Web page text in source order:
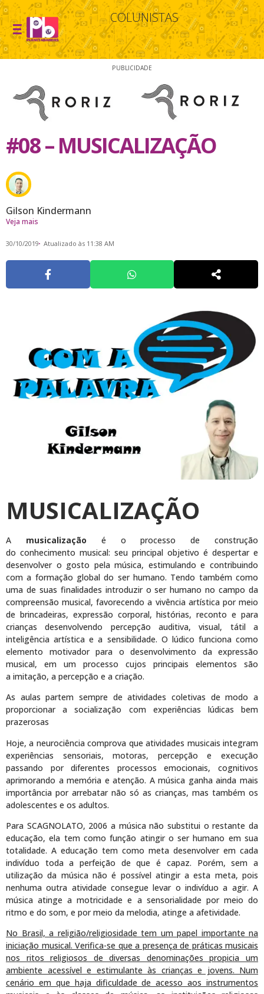
COLUNISTAS
PUBLICIDADE
#08 – MUSICALIZAÇÃO
Gilson Kindermann
Veja mais
30/10/2019 Atualizado às 11:38 AM
MUSICALIZAÇÃO
A musicalização é o processo de construção
do conhecimento musical: seu principal objetivo é despertar e
desenvolver o gosto pela música, estimulando e contribuindo
com a formação global do ser humano. Tendo também como
uma de suas finalidades introduzir o ser humano no campo da
compreensão musical, favorecendo a vivência artística por meio
de brincadeiras, expressão corporal, histórias, reconto e para
crianças desenvolvendo percepção auditiva, visual, tátil a
inteligência artística e a sensibilidade. O lúdico funciona como
elemento motivador para o desenvolvimento da expressão
musical, em um processo cujos principais elementos são
a imitação, a percepção e a criação.
As aulas partem sempre de atividades coletivas de modo a
proporcionar a socialização com experiências lúdicas bem
prazerosas
Hoje, a neurociência comprova que atividades musicais integram
experiências sensoriais, motoras, percepção e execução
passando por diferentes processos emocionais, cognitivos
aprimorando a memória e atenção. A música ganha ainda mais
importância por arrebatar não só as crianças, mas também os
adolescentes e os adultos.
Para SCAGNOLATO, 2006 a música não substitui o restante da
educação, ela tem como função atingir o ser humano em sua
totalidade. A educação tem como meta desenvolver em cada
indivíduo toda a perfeição de que é capaz. Porém, sem a
utilização da música não é possível atingir a esta meta, pois
nenhuma outra atividade consegue levar o indivíduo a agir. A
música atinge a motricidade e a sensorialidade por meio do
ritmo e do som, e por meio da melodia, atinge a afetividade.
No Brasil, a religião/religiosidade tem um papel importante na
iniciação musical. Verifica-se que a presença de práticas musicais
nos ritos religiosos de diversas denominações propicia um
ambiente acessível e estimulante às crianças e jovens. Num
cenário em que haja dificuldade de acesso aos instrumentos